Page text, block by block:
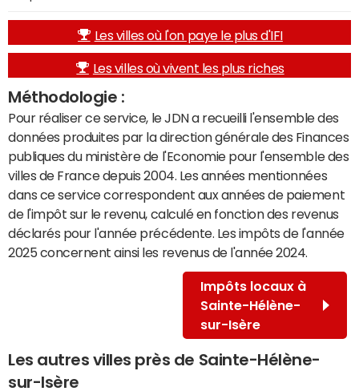
Les villes où l'on paye le plus d'IFI
Les villes où vivent les plus riches
Méthodologie :
Pour réaliser ce service, le JDN a recueilli l'ensemble des
données produites par la direction générale des Finances
publiques du ministère de l'Economie pour l'ensemble des
villes de France depuis 2004. Les années mentionnées
dans ce service correspondent aux années de paiement
de l'impôt sur le revenu, calculé en fonction des revenus
déclarés pour l'année précédente. Les impôts de l'année
2025 concernent ainsi les revenus de l'année 2024.
Impôts locaux à
Sainte-Hélène-
sur-Isère
Les autres villes près de Sainte-Hélène-
sur-Isère